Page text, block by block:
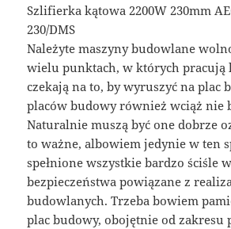
Szlifierka kątowa 2200W 230mm
230/DMS
Należyte maszyny budowlane
wielu punktach, w których pracują
czekają na to, by wyruszyć na plac
placów budowy również wciąż nie
Naturalnie muszą być one dobrze
to ważne, albowiem jedynie w ten
spełnione wszystkie bardzo ściśle
bezpieczeństwa powiązane z
budowlanych. Trzeba bowiem
plac budowy, obojętnie od zakresu